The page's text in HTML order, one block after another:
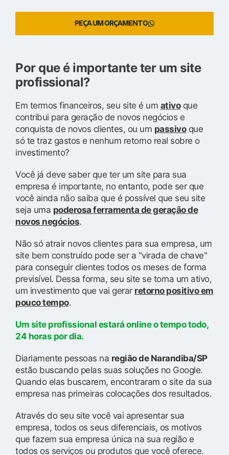
PEÇA UM ORÇAMENTO
Por que é importante ter um site
profissional?
Em termos financeiros, seu site é um ativoque
contribui para geração de novos negócios e
conquista de novos clientes, ou um passivoque
só te traz gastos e nenhum retorno real sobre o
investimento?
Você já deve saber que ter um site para sua
empresa é importante, no entanto, pode ser que
você ainda não saiba que é possível que seu site
seja uma poderosa ferramenta de geração de
novos negócios.
Não só atrair novos clientes para sua empresa, um
site bem construído pode ser a "virada de chave"
para conseguir clientes todos os meses de forma
previsível. Dessa forma, seu site se torna um ativo,
um investimento que vai gerar retorno positivo em
pouco tempo.
Um site profissional estará online o tempo todo,
24 horas por dia.
Diariamente pessoas na região de Narandiba/SP
estão buscando pelas suas soluções no Google.
Quando elas buscarem, encontraram o site da sua
empresa nas primeiras colocações dos resultados.
Através do seu site você vai apresentar sua
empresa, todos os seus diferenciais, os motivos
que fazem sua empresa única na sua região e
todos os serviços ou produtos que você oferece.